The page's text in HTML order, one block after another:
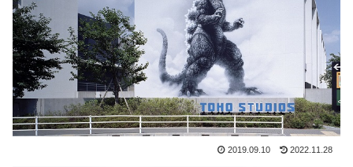
2019.09.10 2022.11.28